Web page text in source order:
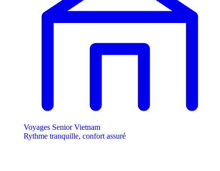
Voyages Senior Vietnam
Rythme tranquille, confort assuré